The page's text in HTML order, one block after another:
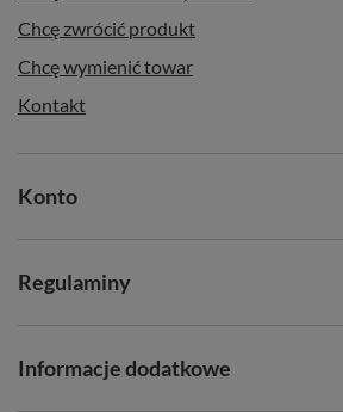
spotkaniu przy filiżance herbaty. ✨
Chcę zwrócić produkt
Chcę wymienić towar
Kontakt
Konto
Regulaminy
Informacje dodatkowe